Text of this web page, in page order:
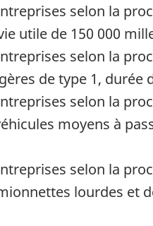
selon la
utile de 150 000
selon la
de type 1, durée
selon la
moyens à
selon la
lourdes et